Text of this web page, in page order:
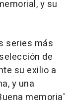
y su
series más
de
su exilio a
y una
memoria'